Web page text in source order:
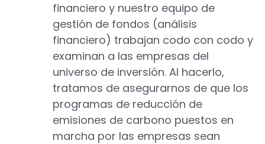
financiero y nuestro equipo de
gestión de fondos (análisis
financiero) trabajan codo con codo y
examinan a las empresas del
universo de inversión. Al hacerlo,
tratamos de asegurarnos de que los
programas de reducción de
emisiones de carbono puestos en
marcha por las empresas sean